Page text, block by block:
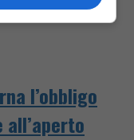
l’obbligo